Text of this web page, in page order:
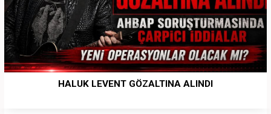
HALUK LEVENT GÖZALTINA ALINDI